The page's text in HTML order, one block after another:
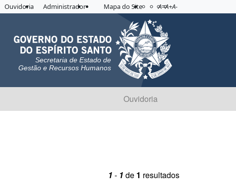
Ouvidoria Administrador Mapa do Site Acessibilidade
Aplicar contraste
A=A+A-
Secretaria de Estado de
Gestão e Recursos Humanos
Ouvidoria
1 - 1 de 1 resultados